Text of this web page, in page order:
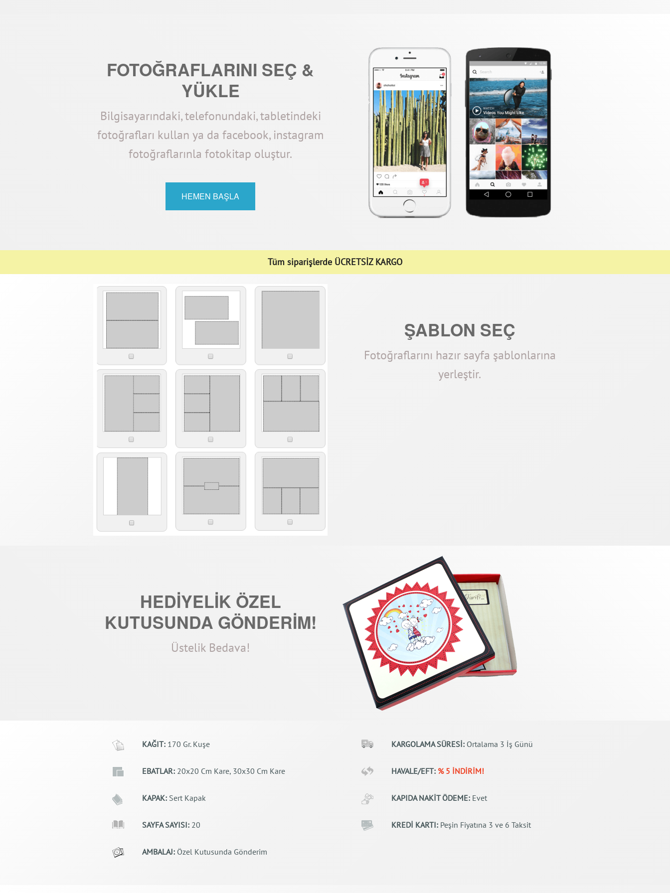
FOTOĞRAFLARINI SEÇ &
YÜKLE
Bilgisayarındaki, telefonundaki, tabletindeki
fotoğrafları kullan ya da facebook, instagram
fotoğraflarınla fotokitap oluştur.
HEMEN BAŞLA
Tüm siparişlerde ÜCRETSİZ KARGO
ŞABLON SEÇ
Fotoğraflarını hazır sayfa şablonlarına
yerleştir.
HEDİYELİK ÖZEL
KUTUSUNDA GÖNDERİM!
Üstelik Bedava!
KAĞIT: 170 Gr. Kuşe
EBATLAR: 20x20 Cm Kare, 30x30 Cm Kare
KAPAK: Sert Kapak
SAYFA SAYISI: 20
AMBALAJ: Özel Kutusunda Gönderim
KARGOLAMA SÜRESİ: Ortalama 3 İş Günü
HAVALE/EFT: % 5 İNDİRİM!
KAPIDA NAKİT ÖDEME: Evet
KREDİ KARTI: Peşin Fiyatına 3 ve 6 Taksit